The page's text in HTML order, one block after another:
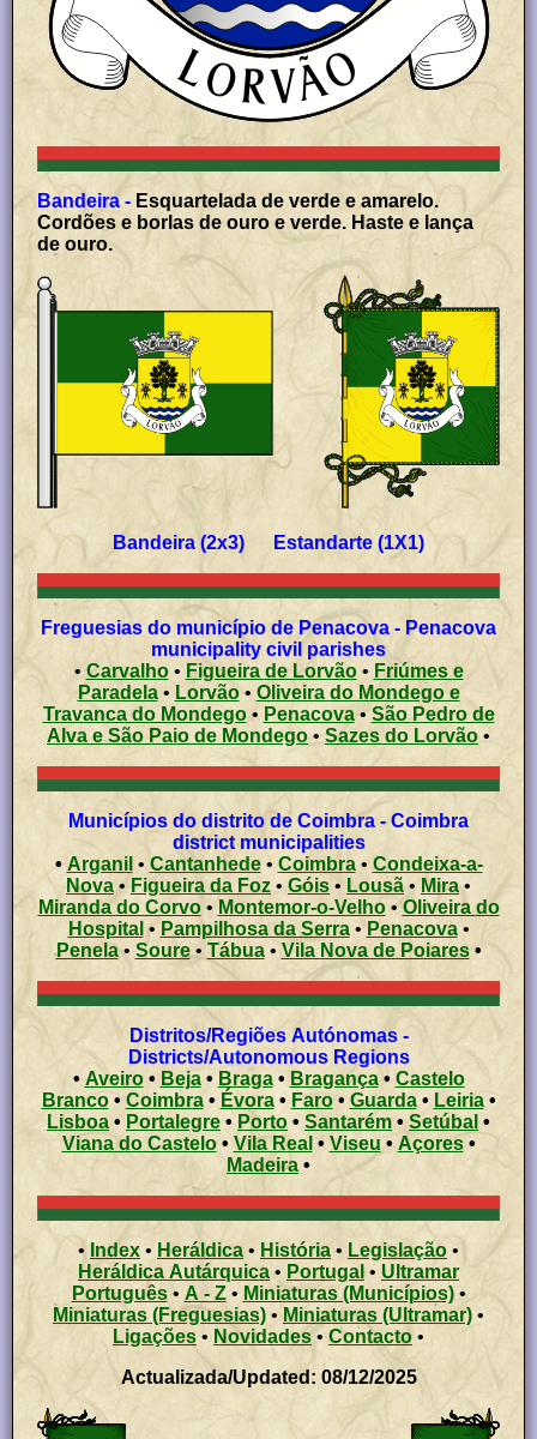
Bandeira - Esquartelada de verde e amarelo.
Cordões e borlas de ouro e verde. Haste e lança
de ouro.
Bandeira (2x3) Estandarte (1X1)
Freguesias do município de Penacova - Penacova
municipality civil parishes
• Carvalho• Figueira de Lorvão• Friúmes e
Paradela• Lorvão• Oliveira do Mondego e
Travanca do Mondego• Penacova•São Pedro de
Alva e São Paio de Mondego• Sazes do Lorvão •
Municípios do distrito de Coimbra - Coimbra
district municipalities
• Arganil • Cantanhede• Coimbra• Condeixa-a-
Nova • Figueira da Foz • Góis • Lousã • Mira•
Miranda do Corvo• Montemor-o-Velho•Oliveira do
Hospital • Pampilhosa da Serra• Penacova•
Penela• Soure• Tábua• Vila Nova de Poiares•
Distritos/Regiões Autónomas -
Districts/Autonomous Regions
• Aveiro• Beja• Braga• Bragança•Castelo
Branco• Coimbra• Évora•Faro• Guarda• Leiria•
Lisboa • Portalegre • Porto • Santarém •Setúbal •
Viana do Castelo• Vila Real • Viseu• Açores •
Madeira •
• Index• Heráldica • História • Legislação •
Heráldica Autárquica • Portugal • Ultramar
Português• A - Z• Miniaturas (Municípios)•
Miniaturas (Freguesias) •Miniaturas (Ultramar) •
Ligações• Novidades• Contacto •
Actualizada/Updated: 08/12/2025